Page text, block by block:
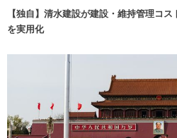
【独自】清水建設が建設・維持管理コ
を実用化